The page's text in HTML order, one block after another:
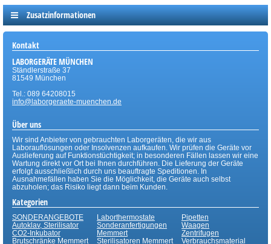
Zusatzinformationen
Kontakt
LABORGERÄTE MÜNCHEN
Ständlerstraße 37
81549 München
Tel.: 089 64208015
info@laborgeraete-muenchen.de
Über uns
Wir sind Anbieter von gebrauchten Laborgeräten, die wir aus
Laborauflösungen oder Insolvenzen aufkaufen. Wir prüfen die Geräte vor
Auslieferung auf Funktionstüchtigkeit; in besonderen Fällen lassen wir eine
Wartung direkt vor Ort bei Ihnen durchführen. Die Lieferung der Geräte
erfolgt ausschließlich durch uns beauftragte Speditionen. In
Ausnahmefällen haben Sie die Möglichkeit, die Geräte auch selbst
abzuholen; das Risiko liegt dann beim Kunden.
Kategorien
SONDERANGEBOTE
Autoklav, Sterilisator
CO2-Inkubator
Brutschränke Memmert
Laborthermostate
Sonderanfertigungen
Memmert
Sterilisatoren Memmert
Pipetten
Waagen
Zentrifugen
Verbrauchsmaterial